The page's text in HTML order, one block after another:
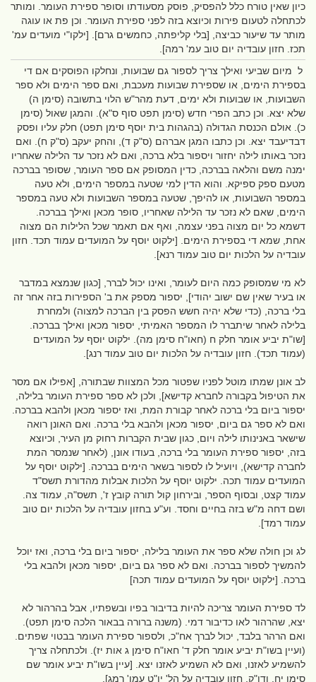
כיון שאין טורח כלל להפסיק, פוסק מסעודתו וסופר ספירת העומר. ומותר
לכתחלה לטעום פירות וכיוצא בזה לפני ספירת העומר. וכן פת או עוגה
מותר עד שיעור כביצה, [בלי קליפתה, כחמשים גרם]. [ילקו"י מועדים עמ'
תכז. חזון עובדיה יום טוב עמ' רמה].
ל מיום שביעי ואילך צריך לספור גם שבועות, ונחלקו הפוסקים אם די
בספירת הימים, או שספירת שבועות מעכבת, ואם ספר הימים ולא ספר
השבועות, או שבועות ולא ימים, דעת מהר"ש הלוי בתשובה (סימן ה)
שלא יצא. וכן כתב הפרי חדש (סימן תפט סוף ס"א). והמגן שאול (סימן
כ). אולם הכנסת הגדולה (בהגהות בית יוסף סימן תפט) חלק עליו ופסק
דבדיעבד יצא. וכן כתבו המגן אברהם (ס"ק ד), והחק יעקב (ס"ק ח). ואם
נזכר באותו לילה יחזור ויספור בלא ברכה, ואם לא נזכר עד הלילה שאחריו
ימנה משם והלאה בברכה, כדין המסופק אם ספר העומר, שסופר בברכה
מטעם ספק ספיקא. והוא הדין למי שטעה במספר הימים, ולא טעה
במספר השבועות, או להיפך, שטעה במספר השבועות ולא טעה במספר
הימים, שאם לא נזכר עד הלילה שאחריו, סופר מכאן ואילך בברכה.
דשמא כל יום מצוה בפני עצמה, ואף אם תאמר שכל הלילות הם מצוה
אחת, שמא די בספירת הימים. [ילקוט יוסף על המועדים עמוד תכד. חזון
עובדיה על הלכות יום טוב עמוד רנא].
לא מי שמסופק כמה היום לעומר, ואינו יכול לברר, [כגון שנמצא במדבר
או בעיר שאין שם ישוב יהודי], יספור מספק את ב' הספירות בזה אחר זה
בלי ברכה, (כדי שלא יהיה חשש הפסק בין הברכה למצוה) ולמחרת
בלילה לאחר שיתברר לו המספר האמיתי, יספור מכאן ואילך בברכה.
[שו"ת יביע אומר חלק ח (חאו"ח סימן מה). ילקוט יוסף על המועדים
(עמוד תכד). חזון עובדיה על הלכות יום טוב עמוד רנג].
לב אונן שמתו מוטל לפניו שפטור מכל המצוות שבתורה, [אפילו אם מסר
את הטיפול בקבורה לחברא קדישא], ולכן לא ספר ספירת העומר בלילה,
יספור ביום בלי ברכה לאחר קבורת המת, ואז יספור מכאן ולהבא בברכה.
ואם לא ספר גם ביום, יספור מכאן ולהבא בלי ברכה. ואם האונן רואה
שישאר באנינותו לילה ויום, כגון שבית הקברות רחוק מן העיר, וכיוצא
בזה, יספור ספירת העומר בלי ברכה, בעודו אונן, (לאחר שנמסר המת
לחברה קדישא), ויועיל לו לספור בשאר הימים בברכה. [ילקוט יוסף על
המועדים עמוד תכה. ילקוט יוסף על הלכות אבלות מהדורת תשס"ד
עמוד קצט, ובסוף הספר, ובירחון קול תורה קובץ ז', תשס"ה, עמוד צה.
ושם דחה מ"ש בזה בחיים וחסד. וע"ע בחזון עובדיה על הלכות יום טוב
עמוד רמד].
לג וכן חולה שלא ספר את העומר בלילה, יספור ביום בלי ברכה, ואז יוכל
להמשיך לספור בברכה. ואם לא ספר גם ביום, יספור מכאן ולהבא בלי
ברכה. [ילקוט יוסף על המועדים עמוד תכה]
לד ספירת העומר צריכה להיות בדיבור בפיו ובשפתיו, אבל בהרהור לא
יצא, שהרהור לאו כדיבור דמי. (משנה ברורה בבאור הלכה סימן תפט).
ואם הרהר בלבד, יכול לברך אח"כ, ולספור ספירת העומר בבטוי שפתים.
(ועיין בשו"ת יביע אומר חלק ד' חאו"ח סימן ג אות יז). ולכתחלה צריך
להשמיע לאזנו, ואם לא השמיע לאזנו יצא. [עיין בשו"ת יביע אומר שם
סימן יח. ודו"ק. חזון עובדיה על הל' יו"ט עמו' רמג].